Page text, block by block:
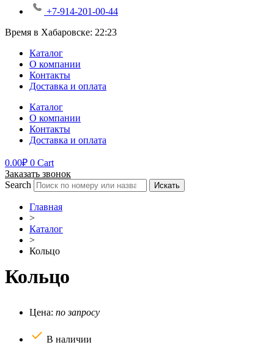
+7-914-201-00-44
Время в Хабаровске: 22:23
Каталог
О компании
Контакты
Доставка и оплата
Каталог
О компании
Контакты
Доставка и оплата
0.00₽ 0 Cart
Заказать звонок
Search
Искать
Главная
>
Каталог
>
Кольцо
Кольцо
Цена: по запросу
В наличии